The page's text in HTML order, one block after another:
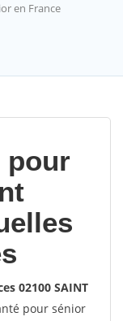
en France
pour
02100 SAINT
pour sénior